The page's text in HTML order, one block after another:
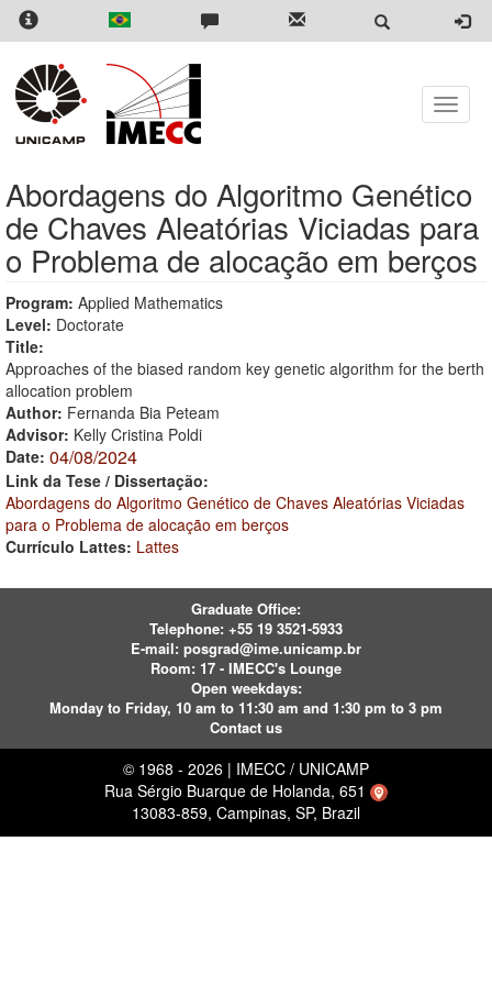
Skip
content
Toggle
Abordagens do Algoritmo Genético
de Chaves Aleatórias Viciadas para
o Problema de alocação em berços
Program: Applied Mathematics
Level: Doctorate
Title:
Approaches of the biased random key genetic algorithm for the berth
allocation problem
Author: Fernanda Bia Peteam
Advisor: Kelly Cristina Poldi
Date: 04/08/2024
Link da Tese / Dissertação:
Abordagens do Algoritmo Genético de Chaves Aleatórias Viciadas
para o Problema de alocação em berços
Currículo Lattes: Lattes
Graduate Office:
Telephone: +55 19 3521-5933
E-mail: posgrad@ime.unicamp.br
Room: 17 - IMECC's Lounge
Open weekdays:
Monday to Friday, 10 am to 11:30 am and 1:30 pm to 3 pm
Contact us
© 1968 - 2026 | IMECC / UNICAMP
Rua Sérgio Buarque de Holanda, 651
13083-859, Campinas, SP, Brazil